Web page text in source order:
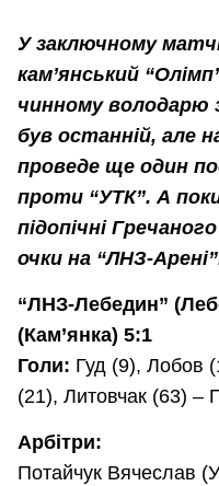
У заключному
кам’янський
чинному володарю
був останній, але
проведе ще один
проти “УТК”. А
підопічні
очки на “ЛНЗ-
“ЛНЗ-Лебедин”
(Кам’янка) 5:1
Голи: Гуд (9), Лобов
(21), Литовчак (63) –
Арбітри:
Потайчук Вячеслав